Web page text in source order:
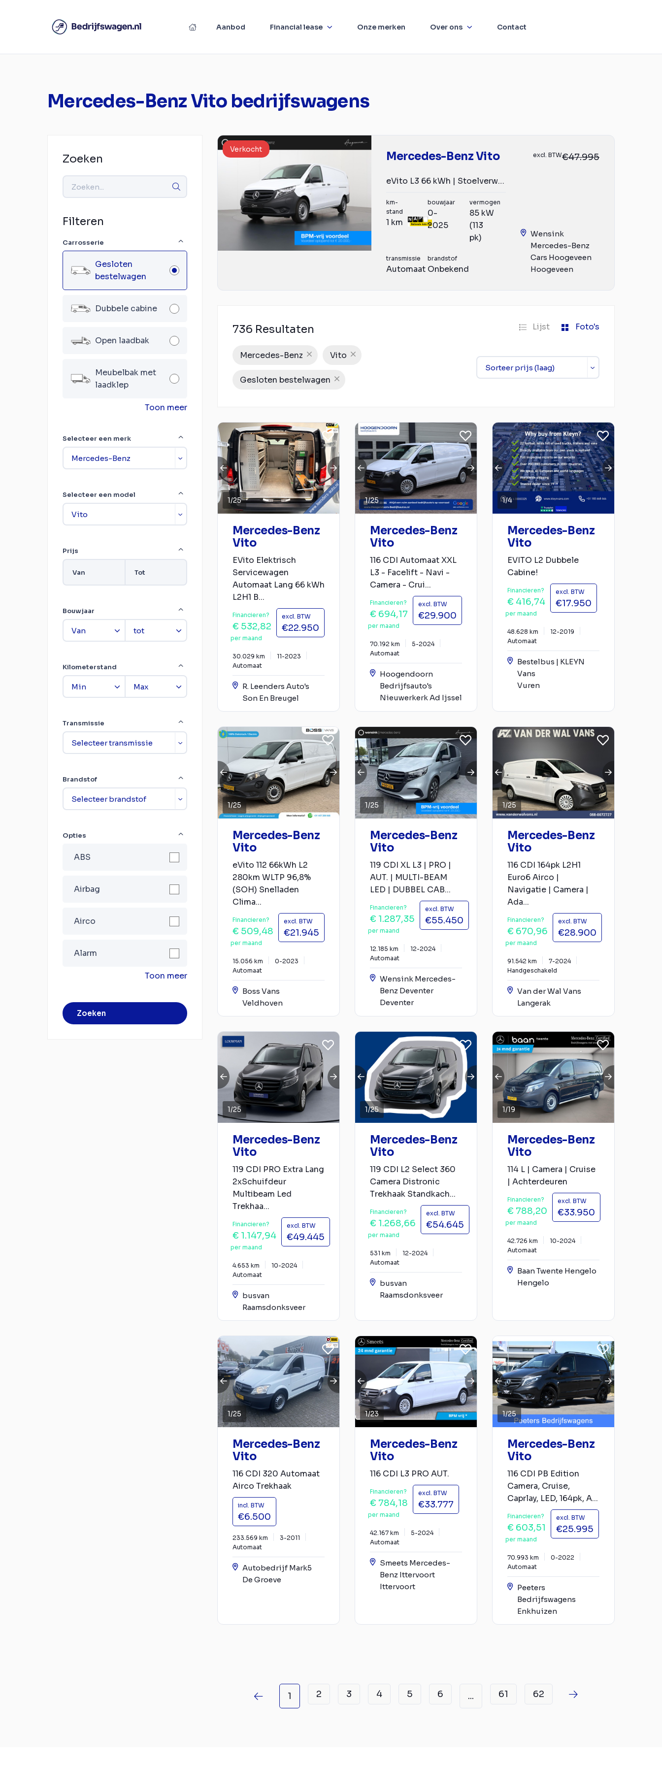
Aanbod Financial lease Onze merken Over ons Contact
Mercedes-Benz Vito bedrijfswagens
Zoeken
Filteren
Carrosserie
Gesloten
bestelwagen
Dubbele cabine
Open laadbak
Meubelbak met
laadklep
Toon meer
Selecteer een merk
Selecteer een model
Prijs
Van Tot
Bouwjaar
Kilometerstand
Transmissie
Brandstof
Opties
ABS
Airbag
Airco
Alarm
Toon meer
Zoeken
Verkocht
Mercedes-Benz Vito
eVito L3 66 kWh | Stoelverwarming | Navigatie | Airco | C...
excl. BTW€47.995
km-
stand
1 km
bouwjaar
0-
2025
vermogen
85 kW
(113
pk)
transmissie
Automaat
brandstof
Onbekend
Wensink
Mercedes-Benz
Cars Hoogeveen
Hoogeveen
736 Resultaten Lijst Foto's
Mercedes-Benz Vito
Gesloten bestelwagen
1/25
Mercedes-Benz
Vito
EVito Elektrisch
Servicewagen
Automaat Lang 66 kWh
L2H1 B...
Financieren?
€ 532,82
per maand
excl. BTW
€22.950
30.029 km
11-2023
Automaat
R. Leenders Auto's
Son En Breugel
1/25
Mercedes-Benz
Vito
116 CDI Automaat XXL
L3 - Facelift - Navi -
Camera - Crui...
Financieren?
€ 694,17
per maand
excl. BTW
€29.900
70.192 km
5-2024
Automaat
Hoogendoorn
Bedrijfsauto's
Nieuwerkerk Ad Ijssel
1/4
Mercedes-Benz
Vito
EVITO L2 Dubbele
Cabine!
Financieren?
€ 416,74
per maand
excl. BTW
€17.950
48.628 km
12-2019
Automaat
Bestelbus | KLEYN
Vans
Vuren
1/25
Mercedes-Benz
Vito
eVito 112 66kWh L2
280km WLTP 96,8%
(SOH) Snelladen
Clima...
Financieren?
€ 509,48
per maand
excl. BTW
€21.945
15.056 km
0-2023
Automaat
Boss Vans
Veldhoven
1/25
Mercedes-Benz
Vito
119 CDI XL L3 | PRO |
AUT. | MULTI-BEAM
LED | DUBBEL CAB...
Financieren?
€ 1.287,35
per maand
excl. BTW
€55.450
12.185 km
12-2024
Automaat
Wensink Mercedes-
Benz Deventer
Deventer
1/25
Mercedes-Benz
Vito
116 CDI 164pk L2H1
Euro6 Airco |
Navigatie | Camera |
Ada...
Financieren?
€ 670,96
per maand
excl. BTW
€28.900
91.542 km
7-2024
Handgeschakeld
Van der Wal Vans
Langerak
1/25
Mercedes-Benz
Vito
119 CDI PRO Extra Lang
2xSchuifdeur
Multibeam Led
Trekhaa...
Financieren?
€ 1.147,94
per maand
excl. BTW
€49.445
4.653 km
10-2024
Automaat
busvan
Raamsdonksveer
1/25
Mercedes-Benz
Vito
119 CDI L2 Select 360
Camera Distronic
Trekhaak Standkach...
Financieren?
€ 1.268,66
per maand
excl. BTW
€54.645
531 km
12-2024
Automaat
busvan
Raamsdonksveer
1/19
Mercedes-Benz
Vito
114 L | Camera | Cruise
| Achterdeuren
Financieren?
€ 788,20
per maand
excl. BTW
€33.950
42.726 km
10-2024
Automaat
Baan Twente Hengelo
Hengelo
1/25
Mercedes-Benz
Vito
116 CDI 320 Automaat
Airco Trekhaak
incl. BTW
€6.500
233.569 km
3-2011
Automaat
Autobedrijf Mark5
De Groeve
1/23
Mercedes-Benz
Vito
116 CDI L3 PRO AUT.
Financieren?
€ 784,18
per maand
excl. BTW
€33.777
42.167 km
5-2024
Automaat
Smeets Mercedes-
Benz Ittervoort
Ittervoort
1/25
Mercedes-Benz
Vito
116 CDI PB Edition
Camera, Cruise,
Caprlay, LED, 164pk, A...
Financieren?
€ 603,51
per maand
excl. BTW
€25.995
70.993 km
0-2022
Automaat
Peeters
Bedrijfswagens
Enkhuizen
1 2 3 4 5 6 ... 61 62